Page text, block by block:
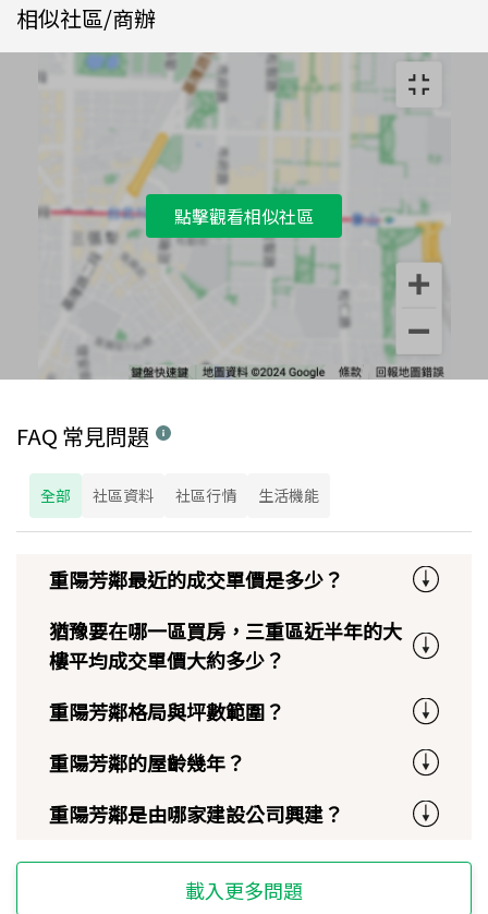
相似社區/商辦
點擊觀看相似社區
FAQ 常見問題
全部 社區資料 社區行情 生活機能
重陽芳鄰最近的成交單價是多少？
猶豫要在哪一區買房，三重區近半年的大
樓平均成交單價大約多少？
重陽芳鄰格局與坪數範圍？
重陽芳鄰的屋齡幾年？
重陽芳鄰是由哪家建設公司興建？
載入更多問題